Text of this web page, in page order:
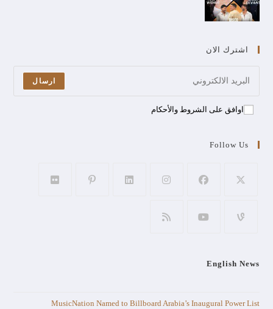
اشترك الان
ارسال
اوافق على الشروط والأحكام
Follow Us
English News
MusicNation Named to Billboard Arabia’s Inaugural Power List